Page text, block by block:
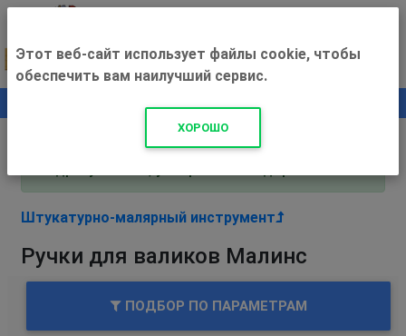
+500 ₽
Внимание! С 3 августа магазин работает по
Штукатурно-малярный инструмент
Ручки для валиков Малинс
ПОДБОР ПО ПАРАМЕТРАМ
Этот веб-сайт использует файлы cookie, чтобы
обеспечить вам наилучший сервис.
ХОРОШО